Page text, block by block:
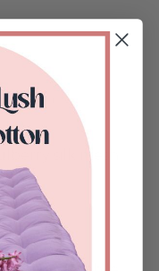
silk mesh.